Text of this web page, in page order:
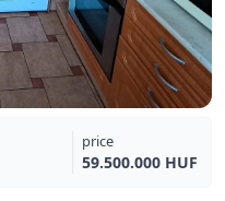
price
59.500.000 HUF